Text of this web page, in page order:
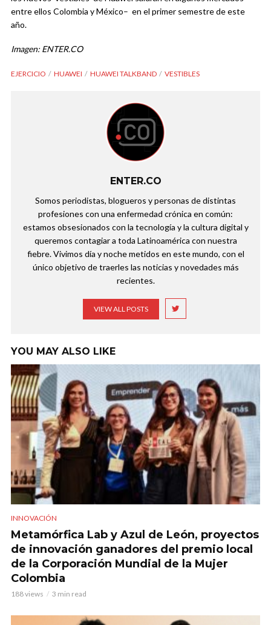
entre ellos Colombia y México– en el primer semestre de este
año.
Imagen: ENTER.CO
EJERCICIO HUAWEI HUAWEI TALKBAND VESTIBLES
ENTER.CO
Somos periodistas, blogueros y personas de distintas
profesiones con una enfermedad crónica en común:
estamos obsesionados con la tecnología y la cultura digital y
queremos contagiar a toda Latinoamérica con nuestra
fiebre. Vivimos día y noche metidos en este mundo, con el
único objetivo de traerles las noticias y novedades más
recientes.
VIEW ALL POSTS
YOU MAY ALSO LIKE
INNOVACIÓN
Metamórfica Lab y Azul de León, proyectos
de innovación ganadores del premio local
de la Corporación Mundial de la Mujer
Colombia
188 views 3 min read